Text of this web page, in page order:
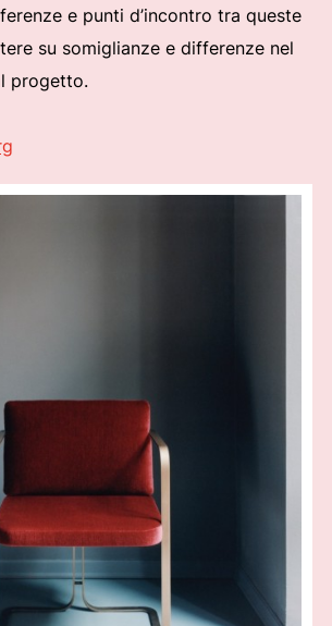
e punti d’incontro tra queste
su somiglianze e differenze nel
progetto.